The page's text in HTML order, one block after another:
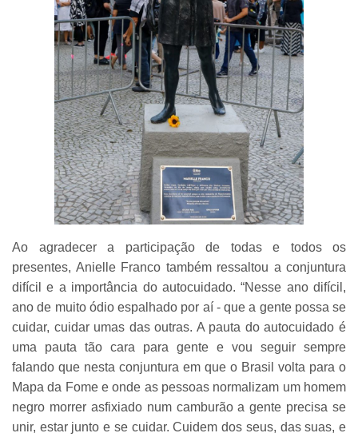
Ao agradecer a participação de todas e todos os
presentes, Anielle Franco também ressaltou a conjuntura
difícil e a importância do autocuidado. “Nesse ano difícil,
ano de muito ódio espalhado por aí - que a gente possa se
cuidar, cuidar umas das outras. A pauta do autocuidado é
uma pauta tão cara para gente e vou seguir sempre
falando que nesta conjuntura em que o Brasil volta para o
Mapa da Fome e onde as pessoas normalizam um homem
negro morrer asfixiado num camburão a gente precisa se
unir, estar junto e se cuidar. Cuidem dos seus, das suas, e